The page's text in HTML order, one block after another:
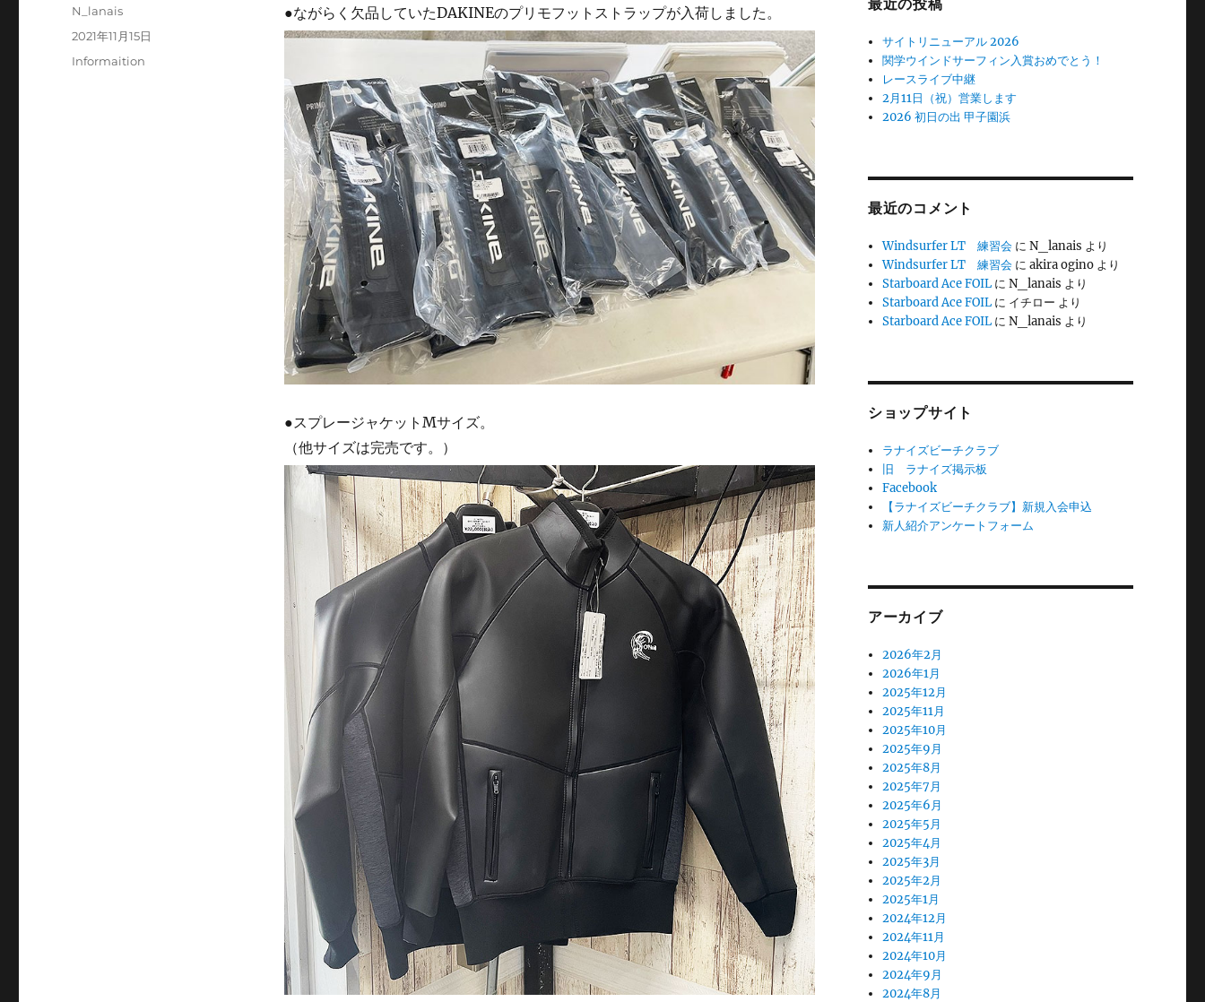
●ながらく欠品していたDAKINEのプリモフットストラップが入荷しました。
●スプレージャケットMサイズ。
（他サイズは完売です。）
投
N_lanais
投
2021年11月15日
カ
Informaition
最近の投稿
サイトリニューアル 2026
関学ウインドサーフィン入賞おめでとう！
レースライブ中継
2月11日（祝）営業します
2026 初日の出 甲子園浜
最近のコメント
Windsurfer LT 練習会 にN_lanais より
Windsurfer LT 練習会 にakira ogino より
Starboard Ace FOIL にN_lanais より
Starboard Ace FOIL に イチロー より
Starboard Ace FOIL にN_lanais より
ショップサイト
ラナイズビーチクラブ
旧 ラナイズ掲示板
Facebook
【ラナイズビーチクラブ】新規入会申込
新人紹介アンケートフォーム
アーカイブ
2026年2月
2026年1月
2025年12月
2025年11月
2025年10月
2025年9月
2025年8月
2025年7月
2025年6月
2025年5月
2025年4月
2025年3月
2025年2月
2025年1月
2024年12月
2024年11月
2024年10月
2024年9月
2024年8月